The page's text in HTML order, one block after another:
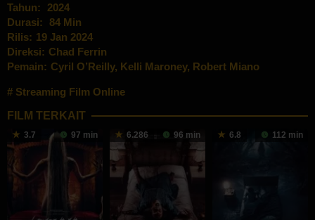
Tahun:
2024
Durasi: 84 Min
Rilis: 19 Jan 2024
Direksi: Chad Ferrin
Pemain: Cyril O’Reilly, Kelli Maroney, Robert Miano
Streaming Film Online
FILM TERKAIT
3.7 97 min 6.286 96 min 6.8 112 min